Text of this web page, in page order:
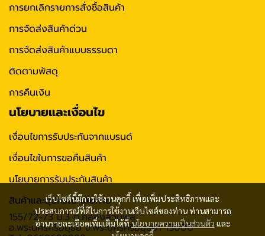
เว็บไซต์นี้มีการใช้งานคุกกี้ เพื่อเพิ่มประสิทธิภาพและ
ประสบการณ์ที่ดีในการใช้งานเว็บไซต์ของท่าน ท่านสามารถ
อ่านรายละเอียดเพิ่มเติมได้ที่นโยบายความเป็นส่วนตัว และ
การยกเลิกรายการสั่งซื้อสินค้า
การจัดส่งสินค้าด่วน
การจัดส่งสินค้าแบบธรรมดา
ติดตามพัสดุ
การคืนเงิน
นโยบายและเงื่อนไข
เงื่อนไขการรับประกันจากแบรนด์
เงื่อนไขในการขอคืนสินค้า
นโยบายการรับประกันสินค้า
สินค้าและอุปกรณ์ เสียหาย
155/72-73 ม.3 ต.คลองสวนพลู
อ.พระนครศรีอยุธย จ.พระนครศรีอยุธยา 13000